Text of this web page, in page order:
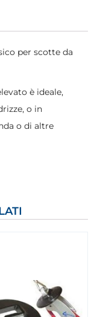
per scotte da
è ideale,
o in
o di altre